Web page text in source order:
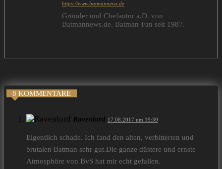
https://www.batmannews.de
Gründer und Chefautor a.D. von
Batmannews.de. Batman-Fan seit 1987.
8 KOMMENTARE
Ravenlord 17.08.2017 um 19:39
Eigentlich schade. Ich fand den alten, verbitterten und
brutalen Batman sehr gut.Die ganze düstere und ernste
Atmosphöre von BvS hat mir echt gefallen.